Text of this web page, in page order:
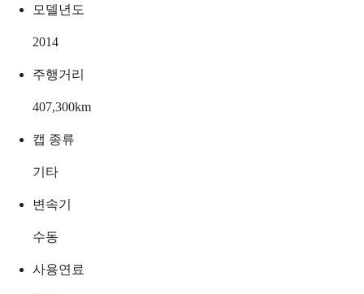
모델년도
2014
주행거리
407,300km
캡 종류
기타
변속기
수동
사용연료